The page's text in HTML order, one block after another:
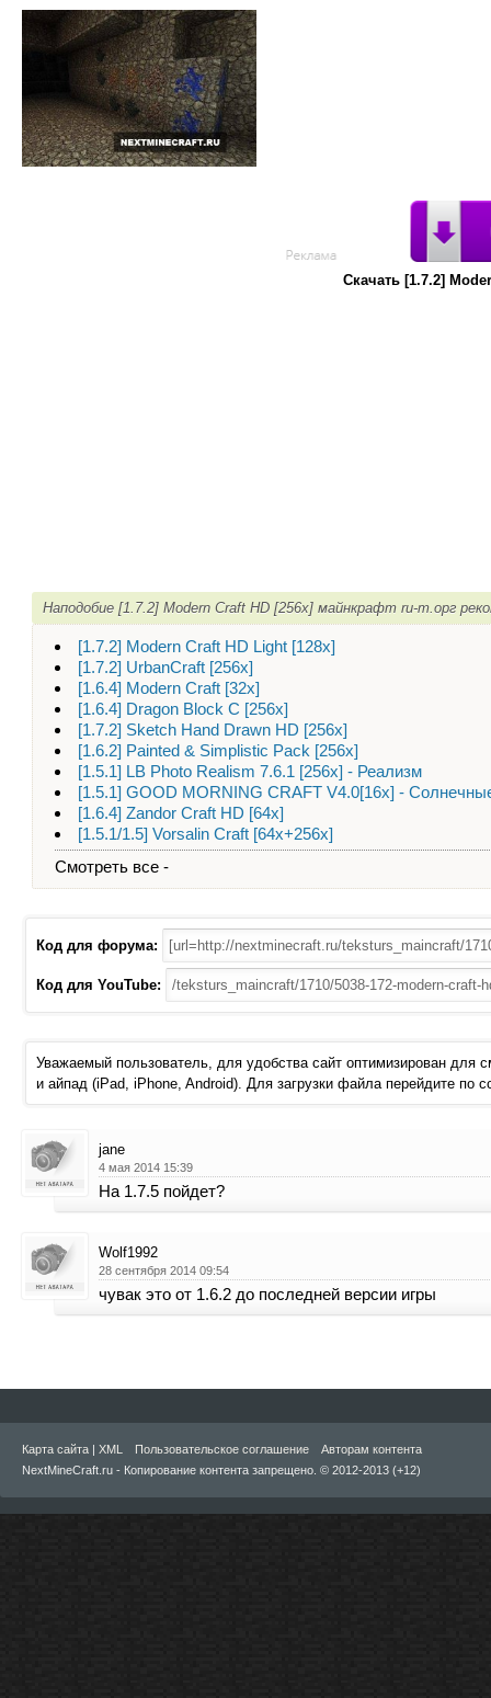
Скачать [1.7.2]
Наподобие [1.7.2] Modern Craft HD [256х] майнкрафт ru-m.орг
[1.7.2] Modern Craft HD Light [128х]
[1.7.2] UrbanCraft [256х]
[1.6.4] Modern Craft [32х]
[1.6.4] Dragon Block C [256х]
[1.7.2] Sketch Hand Drawn HD [256х]
[1.6.2] Painted & Simplistic Pack [256х]
[1.5.1] LB Photo Realism 7.6.1 [256х] - Реализм
[1.5.1] GOOD MORNING CRAFT V4.0[16x] -
[1.6.4] Zandor Craft HD [64x]
[1.5.1/1.5] Vorsalin Craft [64x+256x]
Смотреть все -
Код для форума:
Код для YouTube:
Уважаемый пользователь, для удобства сайт оптимизирован для
и айпад (iPad, iPhone, Android). Для загрузки файла перейдите по
jane
4 мая 2014 15:39
На 1.7.5 пойдет?
Wolf1992
28 сентября 2014 09:54
чувак это от 1.6.2 до последней версии игры
Карта сайта XML Пользовательское соглашение
Авторам контента
NextMineCraft.ru - Копирование контента запрещено. © 2012-2013 (+12)